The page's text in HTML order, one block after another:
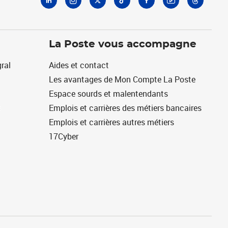
La Poste vous accompagne
Aides et contact
Les avantages de Mon Compte La Poste
Espace sourds et malentendants
Emplois et carrières des métiers bancaires
Emplois et carrières autres métiers
17Cyber